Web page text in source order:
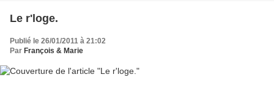
Le r'loge.
Publié le 26/01/2011 à 21:02
Par François & Marie